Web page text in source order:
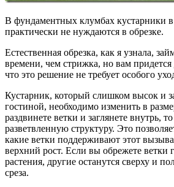
В фундаментных клумбах кустарники в
практически не нуждаются в обрезке.
Естественная обрезка, как я узнала,
времени, чем стрижка, но вам придется
что это решение не требует особого
Кустарник, который слишком высок и
гостиной, необходимо изменить в
раздвинете ветки и заглянете внутрь,
разветвленную структуру. Это
какие ветки поддерживают этот
верхний рост. Если вы обрежете ветки
растения, другие останутся сверху и
среза.